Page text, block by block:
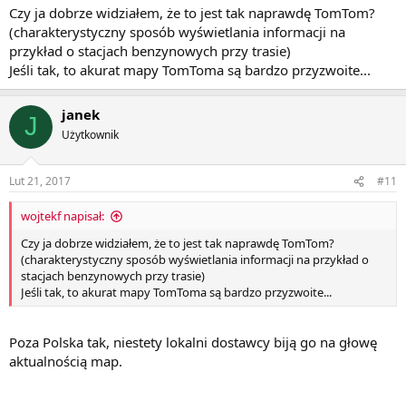
Czy ja dobrze widziałem, że to jest tak naprawdę TomTom?
(charakterystyczny sposób wyświetlania informacji na
przykład o stacjach benzynowych przy trasie)
Jeśli tak, to akurat mapy TomToma są bardzo przyzwoite...
J janek
Użytkownik
Lut 21, 2017 #11
wojtekf napisał:
Czy ja dobrze widziałem, że to jest tak naprawdę TomTom?
(charakterystyczny sposób wyświetlania informacji na przykład o
stacjach benzynowych przy trasie)
Jeśli tak, to akurat mapy TomToma są bardzo przyzwoite...
Poza Polska tak, niestety lokalni dostawcy biją go na głowę
aktualnością map.